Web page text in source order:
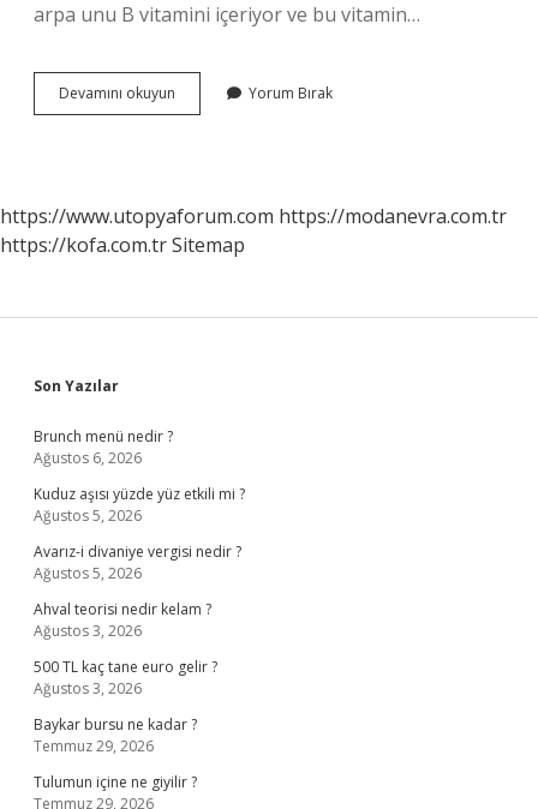
arpa unu B vitamini içeriyor ve bu vitamin…
Devamını okuyun
Unu
Yorum Bırak
https://www.utopyaforum.com https://modanevra.com.tr
https://kofa.com.trSitemap
Sidebar
Son Yazılar
Brunch menü nedir ?
Ağustos 6, 2026
Kuduz aşısı yüzde yüz etkili mi ?
Ağustos 5, 2026
Avarız-i divaniye vergisi nedir ?
Ağustos 5, 2026
Ahval teorisi nedir kelam ?
Ağustos 3, 2026
500 TL kaç tane euro gelir ?
Ağustos 3, 2026
Baykar bursu ne kadar ?
Temmuz 29, 2026
Tulumun içine ne giyilir ?
Temmuz 29, 2026